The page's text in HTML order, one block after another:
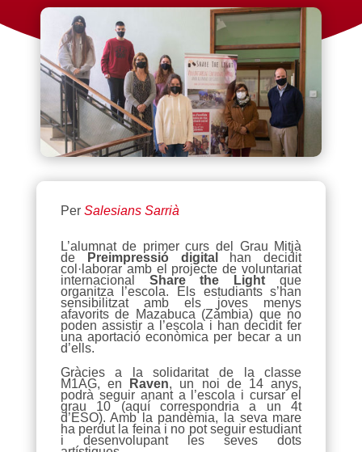
Per Salesians Sarrià
L’alumnat de primer curs del Grau Mitjà
de
Preimpressió digital
han decidit
col·laborar amb el projecte de voluntariat
internacional
Share the Light que
organitza l’escola. Els estudiants s’han
sensibilitzat amb els joves menys
afavorits de Mazabuca (Zàmbia) que no
poden assistir a l’escola i han decidit fer
una aportació econòmica per becar a un
d’ells.
Gràcies a la solidaritat de la classe
M1AG, en
Raven, un noi de 14 anys,
podrà seguir anant a l’escola i cursar el
grau 10 (aquí correspondria a un 4t
d’ESO). Amb la pandèmia, la seva mare
ha perdut la feina i no pot seguir estudiant
i desenvolupant les seves dots